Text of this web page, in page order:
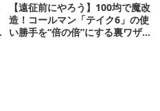
【遠征前にやろう】100均で魔改
造！コールマン「テイク6」の使
い勝手を“倍の倍”にする裏ワザ6